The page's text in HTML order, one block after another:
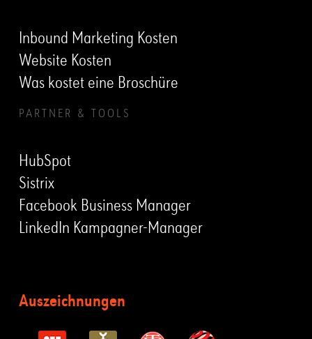
Inbound Marketing Kosten
Website Kosten
Was kostet eine Broschüre
PARTNER & TOOLS
HubSpot
Sistrix
Facebook Business Manager
LinkedIn Kampagner-Manager
Auszeichnungen